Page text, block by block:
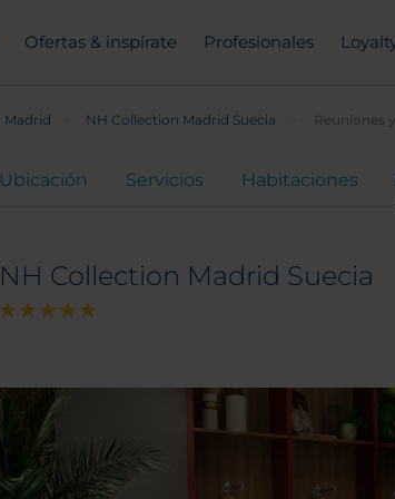
Ofertas & inspírate Profesionales
Madrid NH Collection Madrid Suecia Reuniones
Ubicación Servicios Habitaciones
NH Collection Madrid Suecia